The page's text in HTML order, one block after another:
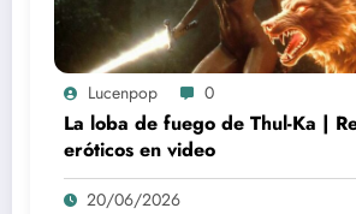
Lucenpop 0
La loba de fuego de Thul-Ka |
eróticos en video
20/06/2026